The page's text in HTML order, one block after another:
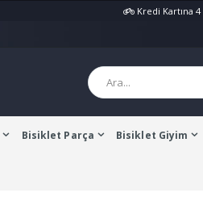
Kredi Kartına
Bisiklet Parça Bisiklet Giyim